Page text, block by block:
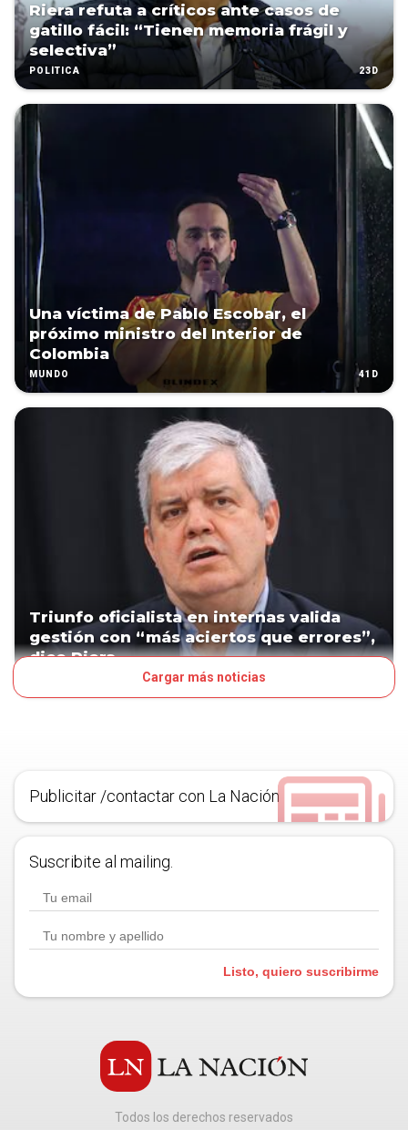
Riera refuta a críticos ante casos de
gatillo fácil: “Tienen memoria frágil y
selectiva”
POLÍTICA 23D
Una víctima de Pablo Escobar, el
próximo ministro del Interior de
Colombia
MUNDO 41D
Triunfo oficialista en internas valida
gestión con “más aciertos que errores”,
dice Riera
Cargar más noticias
Publicitar /contactar con La Nación
Suscribite al mailing.
Listo, quiero suscribirme
Todos los derechos reservados